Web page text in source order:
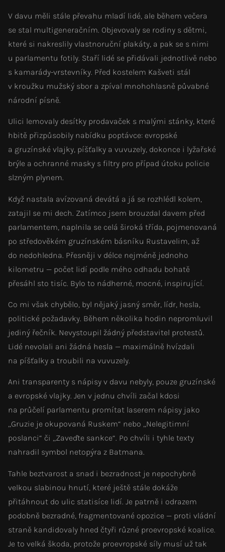
V davu měli stále převahu mladí lidé, ale během večera
se stal multigeneračním. Objevovaly se rodiny s dětmi,
které si nakreslily vlastnoruční plakáty, a pak se s nimi
u parlamentu fotily. Staří lidé se přidávali jednotlivě nebo
s kamarády-vrstevníky. Před kostelem Kašveti stál
v kroužku mužský sbor a zpíval mnohohlasně půvabné
národní písně.
Ulici lemovaly desítky prodavaček s malými stánky, které
hbitě přizpůsobily nabídku poptávce: evropské
a gruzínské vlajky, píšťalky a vuvuzely, dokonce i lyžařské
brýle a ochranné masky s filtry pro případ útoku policie
slzným plynem.
Když nastala avízovaná devátá a já se rozhlédl kolem,
zatajil se mi dech. Zatímco jsem brouzdal davem před
parlamentem, naplnila se celá široká třída, pojmenovaná
po středověkém gruzínském básníku Rustavelim, až
do nedohledna. Přesněji v délce nejméně jednoho
kilometru — počet lidí podle mého odhadu bohatě
přesáhl sto tisíc. Bylo to nádherné, mocné, inspirující.
Co mi však chybělo, byl nějaký jasný směr, lídr, hesla,
politické požadavky. Během několika hodin nepromluvil
jediný řečník. Nevystoupil žádný představitel protestů.
Lidé nevolali ani žádná hesla — maximálně hvízdali
na píšťalky a troubili na vuvuzely.
Ani transparenty s nápisy v davu nebyly, pouze gruzínské
a evropské vlajky. Jen v jednu chvíli začal kdosi
na průčelí parlamentu promítat laserem nápisy jako
„Gruzie je okupovaná Ruskem“ nebo „Nelegitimní
poslanci“ či „Zaveďte sankce“. Po chvíli i tyhle texty
nahradil symbol netopýra z Batmana.
Tahle beztvarost a snad i bezradnost je nepochybně
velkou slabinou hnutí, které ještě stále dokáže
přitáhnout do ulic statisíce lidí. Je patrně i odrazem
podobně bezradné, fragmentované opozice — proti vládní
straně kandidovaly hned čtyři různé proevropské koalice.
Je to velká škoda, protože proevropské síly musí už tak